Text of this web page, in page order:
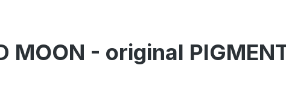
- original